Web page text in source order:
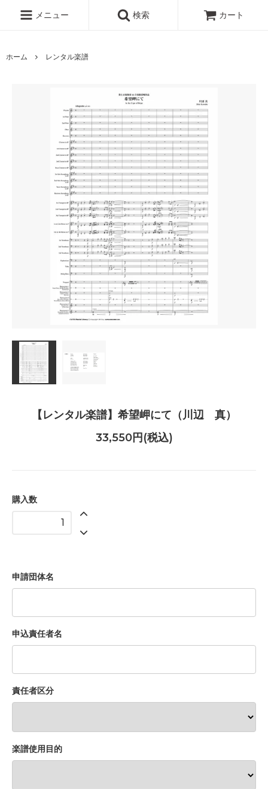
メニュー 検索 カート
ホーム レンタル楽譜
【レンタル楽譜】希望岬にて（川辺 真）
33,550円(税込)
購入数
申請団体名
申込責任者名
責任者区分
楽譜使用目的